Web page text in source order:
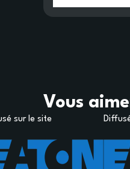
Vous
sur le site